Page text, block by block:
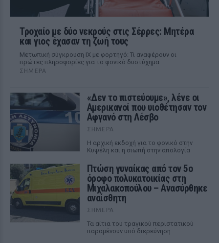
Τροχαίο με δύο νεκρούς στις Σέρρες: Μητέρα
και γιος έχασαν τη ζωή τους
Μετωπική σύγκρουση ΙΧ με φορτηγό: Τι αναφέρουν οι
πρώτες πληροφορίες για το φονικό δυστύχημα
ΣΉΜΕΡΑ
«Δεν το πιστεύουμε», λένε οι
Αμερικανοί που υιοθέτησαν τον
Αφγανό στη Λέσβο
ΣΉΜΕΡΑ
Η αρχική εκδοχή για το φονικό στην
Κυψέλη και η σιωπή στην απολογία
Πτώση γυναίκας από τον 5ο
όροφο πολυκατοικίας στη
Μιχαλακοπούλου – Ανασύρθηκε
αναίσθητη
ΣΉΜΕΡΑ
Τα αίτια του τραγικού περιστατικού
παραμένουν υπό διερεύνηση